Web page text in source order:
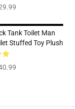
Tank Toilet Man
Stuffed Toy Plush